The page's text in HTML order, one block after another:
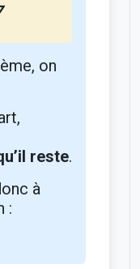
on
reste.
à
: